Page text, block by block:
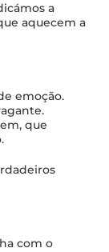
a
aquecem a
emoção.
que
com o